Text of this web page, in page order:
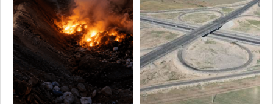
считают себя бедными
6 августа 2026 г. 09:52 150
Пожар в Аксайском ущелье под Алматы
полностью ликвидирован спустя три дня
6 августа 2026 г. 08:51 206